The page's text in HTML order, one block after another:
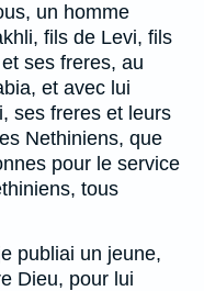
un homme
fils de Levi, fils
ses freres, au
et avec lui
ses freres et leurs
Nethiniens, que
pour le service
tous
publiai un jeune,
Dieu, pour lui